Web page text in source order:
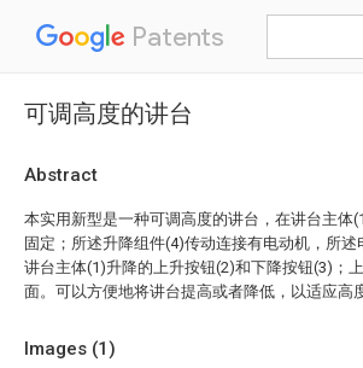
Patents
可调高度的讲台
Abstract
本实用新型是一种可调高度的讲台，在讲台主
固定；所述升降组件(4)传动连接有电动机，所
讲台主体(1)升降的上升按钮(2)和下降按钮(3)；
面。可以方便地将讲台提高或者降低，以适应高
Images (1)